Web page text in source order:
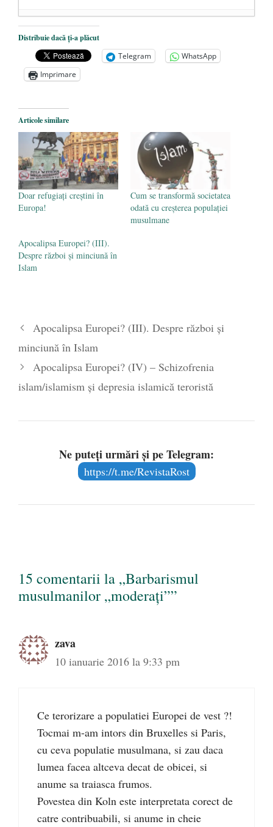
De ce propaganda LGBT nu-și are locul în
unitățile de învățământ
- 17 iunie 2020
Anarhia din SUA e opera stângii radicale
2 iunie 2020
are prea puțin a face cu informarea
mai 2020
Distribuie dacă ți-a plăcut
Telegram
WhatsApp
Imprimare
Articole similare
Doar refugiați creștini în
Europa!
Cum se transformă societatea
odată cu creșterea populației
musulmane
Apocalipsa Europei? (III).
Despre război şi minciună în
Islam
Apocalipsa Europei? (III). Despre război şi
minciună în Islam
Apocalipsa Europei? (IV) – Schizofrenia
islam/islamism şi depresia islamică teroristă
Ne puteți urmări și pe Telegram:
https://t.me/RevistaRost
15 comentarii la „Barbarismul
musulmanilor „moderați””
zava
10 ianuarie 2016 la 9:33 pm
Ce terorizare a populatiei Europei de vest ?!
Tocmai m-am intors din Bruxelles si Paris,
cu ceva populatie musulmana, si zau daca
lumea facea altceva decat de obicei, si
anume sa traiasca frumos.
Povestea din Koln este interpretata corect de
catre contribuabili, si anume in cheie